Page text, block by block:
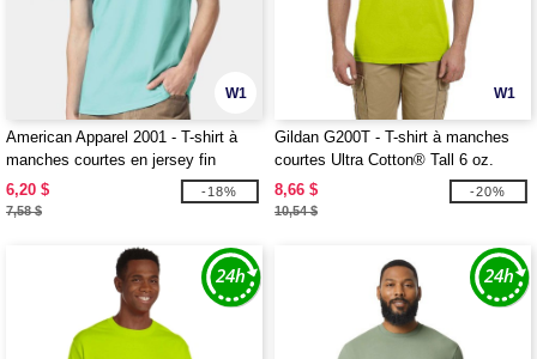
W1
American Apparel 2001 - T-shirt à
manches courtes en jersey fin
6,20 $
7,58 $
-18%
W1
Gildan G200T - T-shirt à manches
courtes Ultra Cotton® Tall 6 oz.
8,66 $
10,54 $
-20%